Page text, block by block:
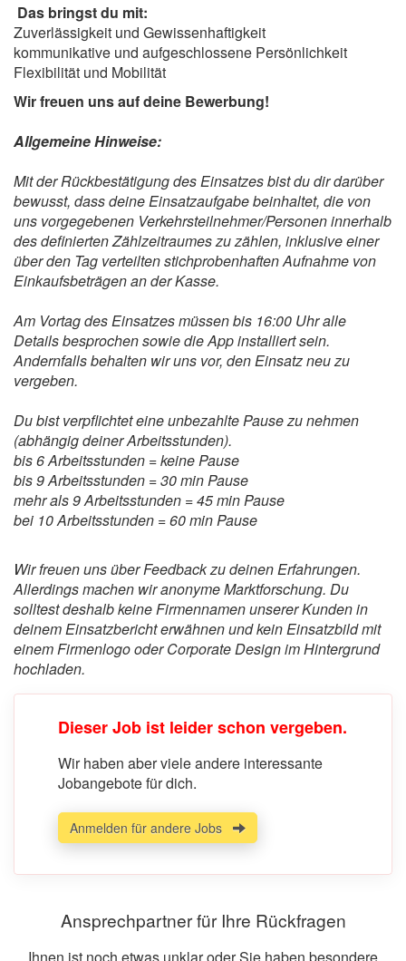
Das bringst du mit:
Zuverlässigkeit und Gewissenhaftigkeit
kommunikative und aufgeschlossene Persönlichkeit
Flexibilität und Mobilität
Wir freuen uns auf deine Bewerbung!
Allgemeine Hinweise:
Mit der Rückbestätigung des Einsatzes bist du dir darüber
bewusst, dass deine Einsatzaufgabe beinhaltet, die von
uns vorgegebenen Verkehrsteilnehmer/Personen innerhalb
des definierten Zählzeitraumes zu zählen, inklusive einer
über den Tag verteilten stichprobenhaften Aufnahme von
Einkaufsbeträgen an der Kasse.
Am Vortag des Einsatzes müssen bis 16:00 Uhr alle
Details besprochen sowie die App installiert sein.
Andernfalls behalten wir uns vor, den Einsatz neu zu
vergeben.
Du bist verpflichtet eine unbezahlte Pause zu nehmen
(abhängig deiner Arbeitsstunden).
bis 6 Arbeitsstunden = keine Pause
bis 9 Arbeitsstunden = 30 min Pause
mehr als 9 Arbeitsstunden = 45 min Pause
bei 10 Arbeitsstunden = 60 min Pause
Wir freuen uns über Feedback zu deinen Erfahrungen.
Allerdings machen wir anonyme Marktforschung. Du
solltest deshalb keine Firmennamen unserer Kunden in
deinem Einsatzbericht erwähnen und kein Einsatzbild mit
einem Firmenlogo oder Corporate Design im Hintergrund
hochladen.
Dieser Job ist leider schon vergeben.
Wir haben aber viele andere interessante
Jobangebote für dich.
Anmelden für andere Jobs
Ansprechpartner für Ihre Rückfragen